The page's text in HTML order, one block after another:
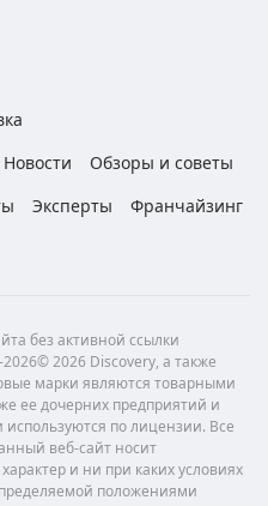
Новости
Обзоры и советы
Эксперты
Франчайзинг
без активной ссылки
2026 Discovery, а также
марки являются товарными
ее дочерних предприятий и
по лицензии. Все
веб-сайт носит
и ни при каких условиях
положениями